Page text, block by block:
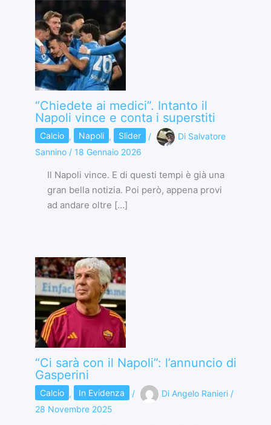
“Chiedete ai medici”. Intanto il
Napoli vince e conta i superstiti
Calcio , Napoli , Slider / Di Salvatore
Sannino / 18 Gennaio 2026
Il Napoli vince. E di questi tempi è già una
gran bella notizia. Poi però, appena provi
ad andare oltre […]
“Ci sarà con il Napoli”: l’annuncio di
Gasperini
Calcio , In Evidenza / Di Angelo Ranieri /
28 Novembre 2025